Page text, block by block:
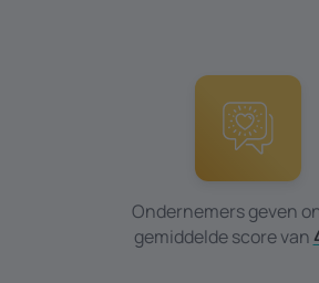
Ondernemers geven
gemiddelde score van